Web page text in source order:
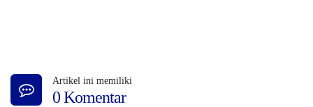
Artikel ini memiliki
0 Komentar